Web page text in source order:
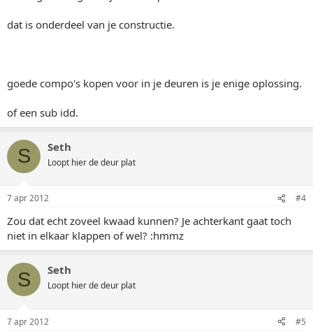
dat is onderdeel van je constructie.
goede compo's kopen voor in je deuren is je enige oplossing.
of een sub idd.
S Seth
Loopt hier de deur plat
7 apr 2012 #4
Zou dat echt zoveel kwaad kunnen? Je achterkant gaat toch
niet in elkaar klappen of wel? :hmmz
S Seth
Loopt hier de deur plat
7 apr 2012 #5